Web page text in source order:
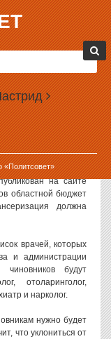
«Политсовет»
К
области
будут пройти
прочих врачей
психиатры и
на сайте
областной бюджет
должна
врачей, которых
и администрации
чиновников будут
отоларинголог,
и нарколог.
нужно будет
что уклониться от